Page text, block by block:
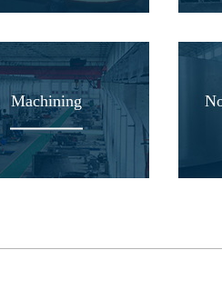
Machining